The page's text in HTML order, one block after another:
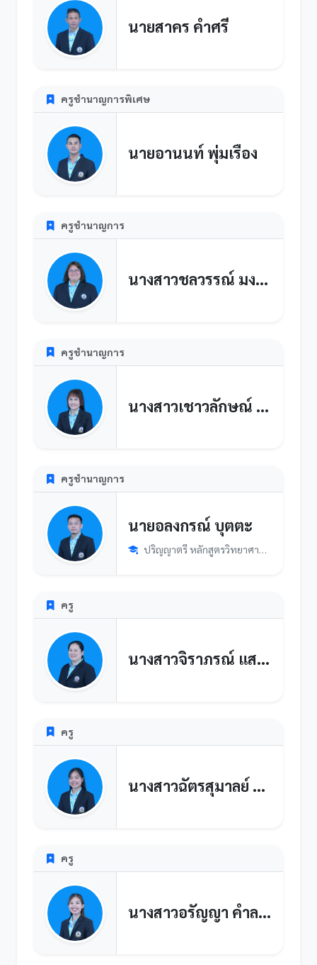
นายสาคร คำศรี
ครูชำนาญการพิเศษ
นายอานนท์ พุ่มเรือง
ครูชำนาญการ
นางสาวชลวรรณ์ มงคลพุทธรังสี
ครูชำนาญการ
นางสาวเชาวลักษณ์ ทับชาลี
ครูชำนาญการ
นายอลงกรณ์ บุตตะ
ปริญญาตรี หลักสูตรวิทยาศาสตรบัณฑิต สาขาวิชาเคมี มหาวิทยาลัยบ...
ครู
นางสาวจิราภรณ์ แสงหล้า
ครู
นางสาวฉัตรสุมาลย์ ทวีกลาง
ครู
นางสาวอรัญญา คำลอย